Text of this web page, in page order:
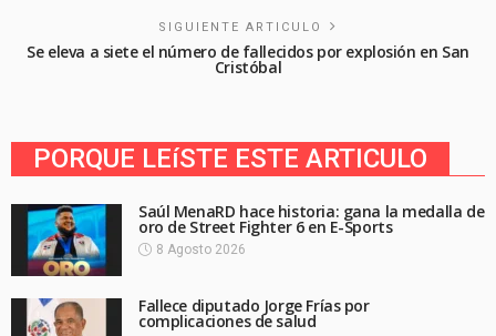
SIGUIENTE ARTICULO
Se eleva a siete el número de fallecidos por explosión en San
Cristóbal
PORQUE LEíSTE ESTE ARTICULO
Saúl MenaRD hace historia: gana la medalla de
oro de Street Fighter 6 en E-Sports
8 Agosto 2026
Fallece diputado Jorge Frías por
complicaciones de salud